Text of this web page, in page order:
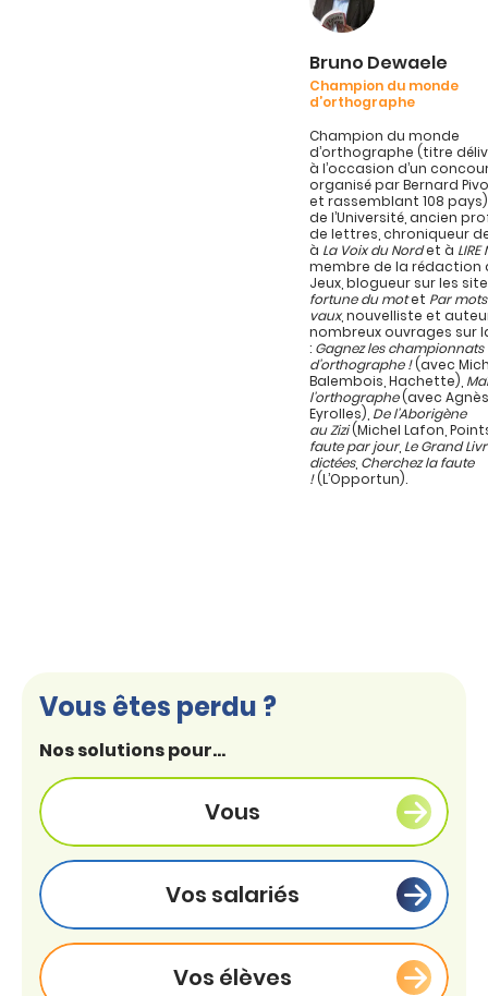
Bruno Dewaele
Champion du monde
d’orthographe
Champion du monde
d’orthographe (titre
à l’occasion d’un
organisé par Bernard
et rassemblant 108
de l’Université, ancien
de lettres, chroniqueur
à La Voix du Nordet à
membre de la rédaction
Jeux, blogueur sur les
fortune du motet Par
vaux, nouvelliste et
nombreux ouvrages sur
: Gagnez les championnats
d’orthographe !(avec
Balembois, Hachette),
l’orthographe(avec
Eyrolles), De l’Aborigène
au Zizi(Michel Lafon,
faute par jour, Le Grand
dictées, Cherchez la faute
!(L’Opportun).
Vous êtes perdu ?
Nos solutions pour...
Vous
Vos salariés
Vos élèves